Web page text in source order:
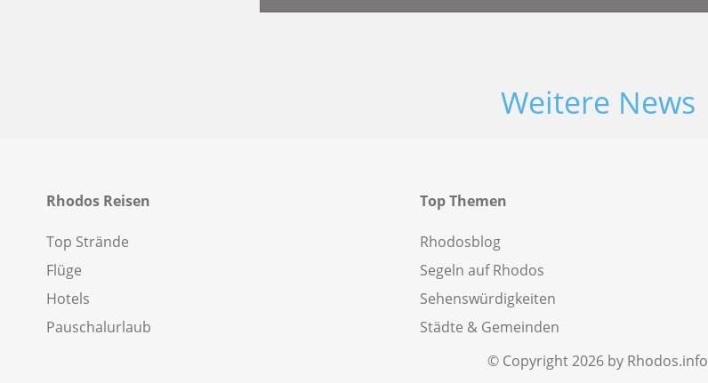
Weitere News
Rhodos Reisen
Top Strände
Flüge
Hotels
Pauschalurlaub
Top Themen
Rhodosblog
Segeln auf Rhodos
Sehenswürdigkeiten
Städte & Gemeinden
© Copyright 2026 by Rhodos.info